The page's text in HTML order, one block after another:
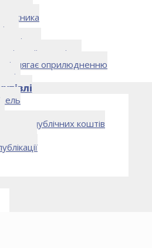
поведінки
підлягає оприлюдненню
публічних коштів